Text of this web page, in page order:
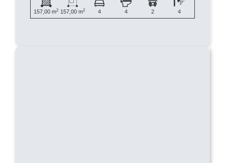
157,00 m2 157,00 m2 4 4 2 4